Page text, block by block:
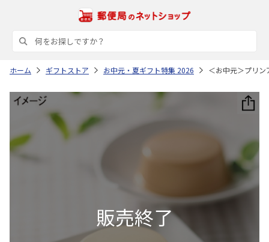
ホーム ギフトストア お中元・夏ギフト特集 2026 ＜お中元＞プリン